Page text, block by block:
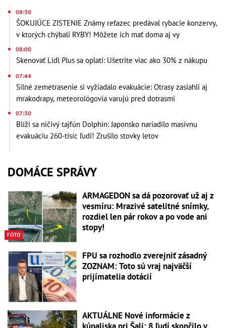
08:30
ŠOKUJÚCE ZISTENIE Známy reťazec predával rybacie konzervy,
v ktorých chýbali RYBY! Môžete ich mať doma aj vy
08:00
Skenovať Lidl Plus sa oplatí: Ušetrite viac ako 30% z nákupu
07:44
Silné zemetrasenie si vyžiadalo evakuácie: Otrasy zasiahli aj
mrakodrapy, meteorológovia varujú pred dotrasmi
07:30
Blíži sa ničivý tajfún Dolphin: Japonsko nariadilo masívnu
evakuáciu 260-tisíc ľudí! Zrušilo stovky letov
DOMÁCE SPRÁVY
FOTO
ARMAGEDON sa dá pozorovať už aj z
vesmíru: Mrazivé satelitné snímky,
rozdiel len pár rokov a po vode ani
stopy!
FPU sa rozhodlo zverejniť zásadný
ZOZNAM: Toto sú vraj najväčší
prijímatelia dotácií
AKTUÁLNE Nové informácie z